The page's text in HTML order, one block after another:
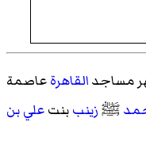
مساجدالقاهرةعاصمة
ﷺ زينببنتعلي بن